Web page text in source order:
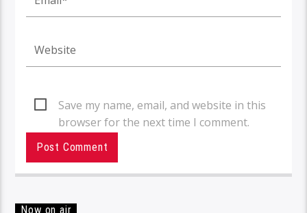
Save my name, email, and website in this
browser for the next time I comment.
Now on air